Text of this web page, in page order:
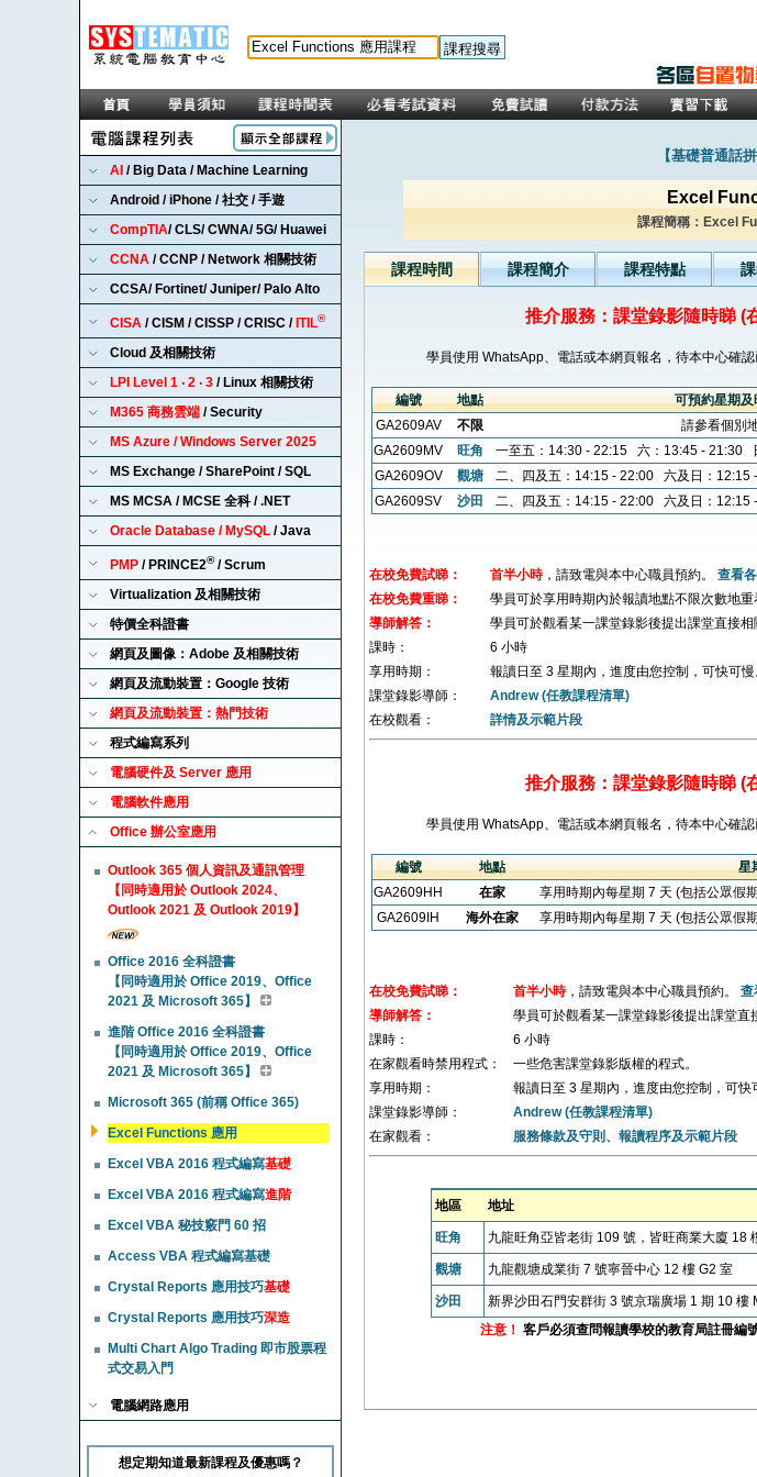
AI / Big Data / Machine Learning
Android / iPhone / 社交 / 手遊
CompTIA/ CLS/ CWNA/ 5G/ Huawei
CCNA / CCNP / Network 相關技術
CCSA/ Fortinet/ Juniper/ Palo Alto
CISA / CISM / CISSP / CRISC / ITIL®
Cloud 及相關技術
LPI Level 1 ‧ 2 ‧ 3 / Linux 相關技術
M365 商務雲端 / Security
MS Azure / Windows Server 2025
MS Exchange / SharePoint / SQL
MS MCSA / MCSE 全科 / .NET
Oracle Database / MySQL / Java
PMP / PRINCE2®/ Scrum
Virtualization 及相關技術
特價全科證書
網頁及圖像：Adobe 及相關技術
網頁及流動裝置：Google 技術
網頁及流動裝置：熱門技術
程式編寫系列
電腦硬件及 Server 應用
電腦軟件應用
Office 辦公室應用
Outlook 365 個人資訊及通訊管理
【同時適用於 Outlook 2024、
Outlook 2021 及 Outlook 2019】
Office 2016 全科證書
【同時適用於 Office 2019、Office
2021 及 Microsoft 365】
進階 Office 2016 全科證書
【同時適用於 Office 2019、Office
2021 及 Microsoft 365】
Microsoft 365 (前稱 Office 365)
Excel Functions 應用
Excel VBA 2016 程式編寫基礎
Excel VBA 2016 程式編寫進階
Excel VBA 秘技竅門 60 招
Access VBA 程式編寫基礎
Crystal Reports 應用技巧基礎
Crystal Reports 應用技巧深造
Multi Chart Algo Trading 即市股票程
式交易入門
電腦網路應用
想定期知道最新課程及優惠嗎？
【基礎普通話
Excel
課程簡稱：Excel
課程時間 課程簡介 課程特點
推介服務：課堂錄影隨時睇 (
學員使用 WhatsApp、電話或本網頁報名，待本中心確
編號 地點 可預約星期及
GA2609AV
不限 請參看個別
GA2609MV
旺角 一至五：14:30 - 22:15 六：13:45 - 21:30
GA2609OV
觀塘 二、四及五：14:15 - 22:00 六及日：
GA2609SV
沙田 二、四及五：14:15 - 22:00 六及日：
在校免費試睇：
首半小時，請致電與本中心職員預約。 查看
在校免費重睇：
學員可於享用時期內於報讀地點不限次數地
導師解答：
學員可於觀看某一課堂錄影後提出課堂直接
課時：
6 小時
享用時期：
報讀日至 3 星期內，進度由您控制，可快可慢
課堂錄影導師：
Andrew (任教課程清單)
在校觀看：
詳情及示範片段
推介服務：課堂錄影隨時睇 (
學員使用 WhatsApp、電話或本網頁報名，待本中心確
編號 地點 星
GA2609HH
在家 享用時期內每星期 7 天 (包括公眾假
GA2609IH
海外在家 享用時期內每星期 7 天 (包括公眾假
在校免費試睇：
首半小時，請致電與本中心職員預約。 查
導師解答：
學員可於觀看某一課堂錄影後提出課堂直
課時：
6 小時
在家觀看時禁用程式：
一些危害課堂錄影版權的程式。
享用時期：
報讀日至 3 星期內，進度由您控制，可快
課堂錄影導師：
Andrew (任教課程清單)
在家觀看：
服務條款及守則、報讀程序及示範片段
地區 地址
旺角 九龍旺角亞皆老街 109 號，皆旺商業大廈 18
觀塘 九龍觀塘成業街 7 號寧晉中心 12 樓 G2 室
沙田 新界沙田石門安群街 3 號京瑞廣場 1 期 10 樓
注意！ 客戶必須查問報讀學校的教育局註冊編